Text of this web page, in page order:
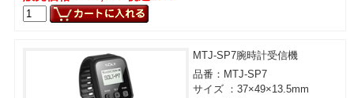
MTJ-SP7腕時計受信機
品番：MTJ-SP7
サイズ ：37×49×13.5mm